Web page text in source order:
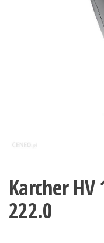
Karcher HV
222.0